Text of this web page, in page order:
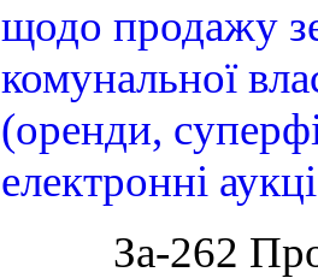
щодо продажу
комунальної
(оренди,
електронні
За-262